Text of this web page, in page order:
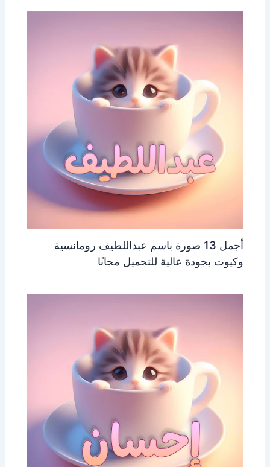
أجمل 13 صورة باسم عبداللطيف رومانسية
وكيوت بجودة عالية للتحميل مجانًا